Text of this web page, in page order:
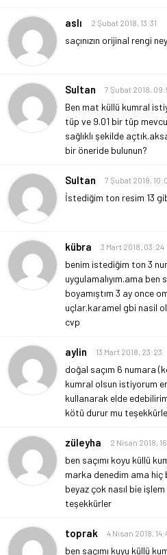
aslı 2 Şubat 2018, 13:31
saçınızın orijinal rengi
Sultan 7 Şubat 2018,
Ben mat küllü kumral
tüp ve 9.01 bir tüp
sağlıklı şekilde
bir öneride bulunun?
Sultan 7 Şubat 2018,
İstediğim ton resim 13
kübra 3 Mart 2018, 03:24
benim istediğim ton 3
uygulamalıyım.ama ben
boyamıştım 3 ay once
uçlar.karamel gbi nasil
cvp
aylin 13 Mart 2018, 23:23
doğal saçım 6 numara
kumral olsun istiyorum
kullanarak elde
kötü durur mu
züleyha 2 Nisan 2018,
ben saçımı koyu küllü
marka denedim ama hiç
beyaz çok nasıl bie
teşekkürler
toprak 4 Nisan 2018,
ben saçımı kuyu küllü